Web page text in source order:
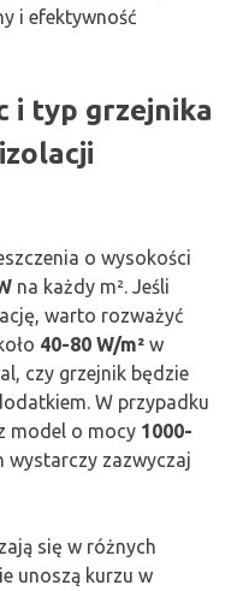
i efektywność
i typ grzejnika
o wysokości
na każdy m². Jeśli
warto rozważyć
40-80 W/m² w
czy grzejnik będzie
W przypadku
model o mocy 1000-
wystarczy zazwyczaj
się w różnych
unoszą kurzu w